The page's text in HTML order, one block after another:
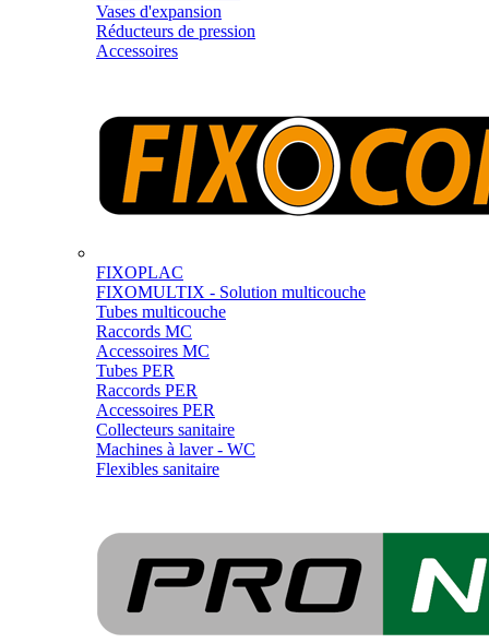
Vases d'expansion
Réducteurs de pression
Accessoires
FIXOPLAC
FIXOMULTIX - Solution multicouche
Tubes multicouche
Raccords MC
Accessoires MC
Tubes PER
Raccords PER
Accessoires PER
Collecteurs sanitaire
Machines à laver - WC
Flexibles sanitaire